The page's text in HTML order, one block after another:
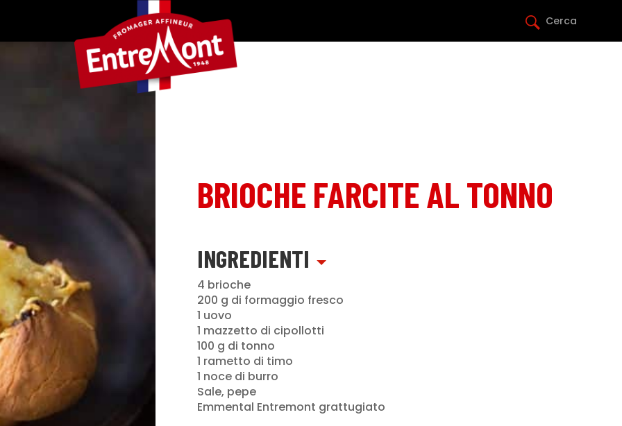
Cerca
BRIOCHE FARCITE AL TONNO
INGREDIENTI
4 brioche
200 g di formaggio fresco
1 uovo
1 mazzetto di cipollotti
100 g di tonno
1 rametto di timo
1 noce di burro
Sale, pepe
Emmental Entremont grattugiato